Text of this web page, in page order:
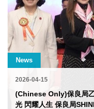
News
2026-04-15
(Chinese Only)保良局
光 閃耀人生 保良局